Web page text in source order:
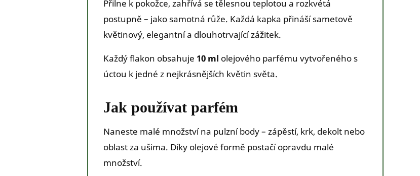
Přilne k pokožce, zahřívá se tělesnou teplotou a rozkvétá
postupně – jako samotná růže. Každá kapka přináší sametově
květinový, elegantní a dlouhotrvající zážitek.
Každý flakon obsahuje 10 ml olejového parfému vytvořeného s
úctou k jedné z nejkrásnějších květin světa.
Jak používat parfém
Naneste malé množství na pulzní body – zápěstí, krk, dekolt nebo
oblast za ušima. Díky olejové formě postačí opravdu malé
množství.